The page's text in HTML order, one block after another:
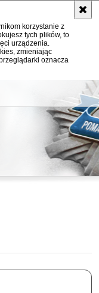
korzystanie z
tych plików, to
urządzenia.
zmieniając
oznacza